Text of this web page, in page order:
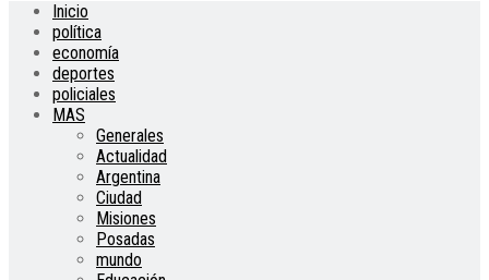
Inicio
política
economía
deportes
policiales
MAS
Generales
Actualidad
Argentina
Ciudad
Misiones
Posadas
mundo